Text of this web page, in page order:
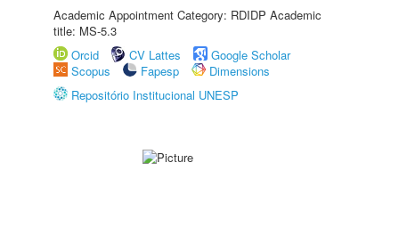
Academic Appointment Category: RDIDP Academic
title: MS-5.3
Orcid
CV Lattes
Google Scholar
Scopus
Fapesp
Dimensions
Repositório Institucional UNESP